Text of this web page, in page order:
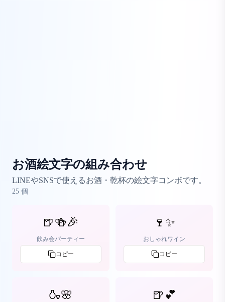
お酒絵文字の組み合わせ
LINEやSNSで使えるお酒・乾杯の絵文字コンボです。
25 個
🍺🍻🎉
飲み会パーティー
コピー
🍷✨
おしゃれワイン
コピー
🍶🌸 🍺💕